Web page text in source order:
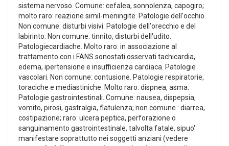
sistema nervoso. Comune: cefalea, sonnolenza, capogiro;
molto raro: reazione simil-meningite. Patologie dell'occhio.
Non comune: disturbi visivi. Patologie dell'orecchio e del
labirinto. Non comune: tinnito, disturbi dell'udito.
Patologiecardiache. Molto raro: in associazione al
trattamento con i FANS sonostati osservati tachicardia,
edema, ipertensione e insufficienza cardiaca. Patologie
vascolari. Non comune: contusione. Patologie respiratorie,
toraciche e mediastiniche. Molto raro: dispnea, asma.
Patologie gastrointestinali. Comune: nausea, dispepsia,
vomito, pirosi, gastralgia, flatulenza; non comune : diarrea,
costipazione; raro: ulcera peptica, perforazione o
sanguinamento gastrointestinale, talvolta fatale, sipuo'
manifestare soprattutto nei soggetti anziani (vedere